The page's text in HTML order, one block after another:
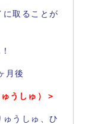
に取ることが
月後
うしゅ）＞
ゅうしゅ、ひ